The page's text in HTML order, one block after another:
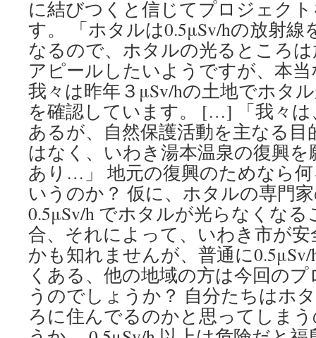
に結びつくと信じてプロジェク
す。 「ホタルは0.5μSv/hの放射
なるので、ホタルの光るところ
アピールしたいようですが、本
我々は昨年３μSv/hの土地でホタ
を確認しています。 […] 「我々
あるが、自然保護活動を主なる
はなく、いわき湯本温泉の復興
あり…」 地元の復興のためなら
いうのか？ 仮に、ホタルの専門
0.5μSv/h でホタルが光らなくな
合、それによって、いわき市が
かも知れませんが、普通に
くある、他の地域の方は今回の
うのでしょうか？ 自分たちはホ
ろに住んでるのかと思ってしま